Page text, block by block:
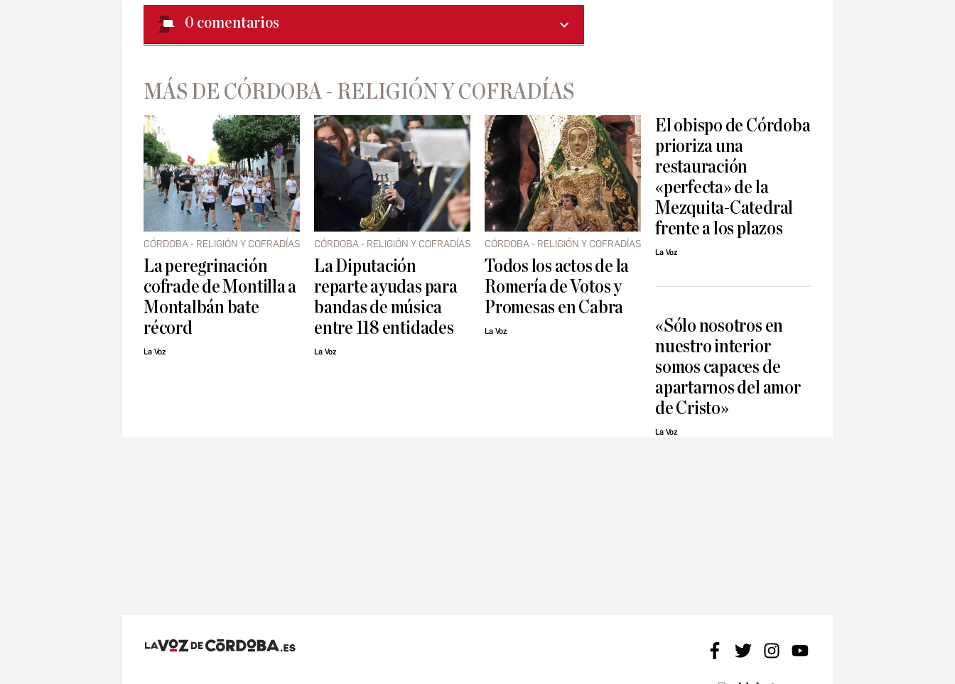
0 comentarios
MÁS DE CÓRDOBA - RELIGIÓN Y COFRADÍAS
CÓRDOBA - RELIGIÓN Y COFRADÍAS
La peregrinación
cofrade de Montilla a
Montalbán bate
récord
La Voz
CÓRDOBA - RELIGIÓN Y COFRADÍAS
La Diputación
reparte ayudas para
bandas de música
entre 118 entidades
La Voz
CÓRDOBA - RELIGIÓN Y COFRADÍAS
Todos los actos de la
Romería de Votos y
Promesas en Cabra
La Voz
El obispo de Córdoba
prioriza una
restauración
«perfecta» de la
Mezquita-Catedral
frente a los plazos
La Voz
«Sólo nosotros en
nuestro interior
somos capaces de
apartarnos del amor
de Cristo»
La Voz